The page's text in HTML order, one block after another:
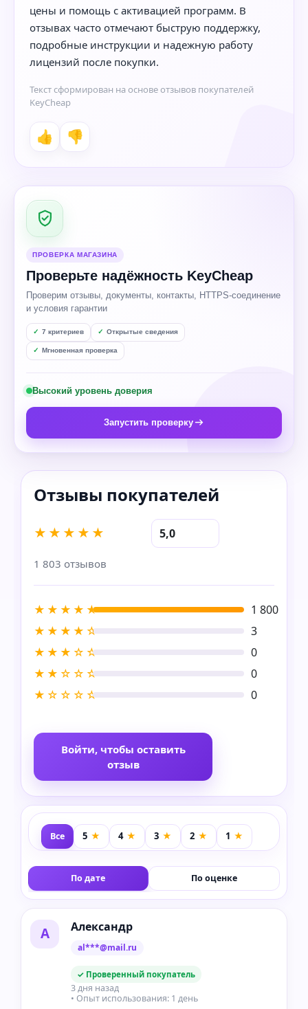
цены и помощь с активацией программ. В
отзывах часто отмечают быструю поддержку,
подробные инструкции и надежную работу
лицензий после покупки.
Текст сформирован на основе отзывов покупателей
KeyCheap
👍 👎
ПРОВЕРКА МАГАЗИНА
Проверьте надёжность KeyCheap
Проверим отзывы, документы, контакты, HTTPS-соединение
и условия гарантии
7 критериев Открытые сведения
Мгновенная проверка
Высокий уровень доверия
Запустить проверку
★★★★★ 5,0
1 803 отзывов
★★★★★
1 800
★★★★☆
3
★★★☆☆
0
★★☆☆☆
0
★☆☆☆☆
0
Войти, чтобы оставить
отзыв
Все
По дате По оценке
А Александр
al***@mail.ru
✓ Проверенный покупатель
3 дня назад
• Опыт использования: 1 день